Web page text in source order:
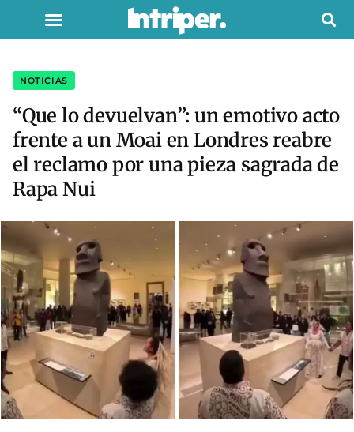
NOTICIAS
“Que lo devuelvan”: un emotivo acto
frente a un Moai en Londres reabre
el reclamo por una pieza sagrada de
Rapa Nui